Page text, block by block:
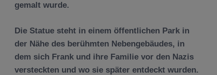
gemalt wurde.
Die Statue steht in einem öffentlichen Park in
der Nähe des berühmten Nebengebäudes, in
dem sich Frank und ihre Familie vor den Nazis
versteckten und wo sie später entdeckt wurden.